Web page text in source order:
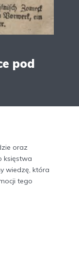
pod
oraz
księstwa
wiedzę, która
tego